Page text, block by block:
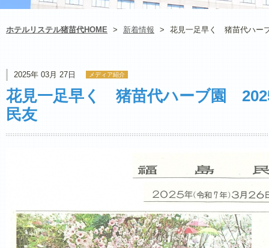
ホテルリステル猪苗代HOME > 新着情報 > 花見一足早く 猪苗代ハー
2025年 03月 27日 メディア紹介
花見一足早く 猪苗代ハーブ園
民友